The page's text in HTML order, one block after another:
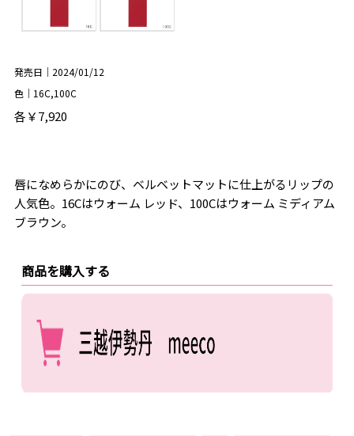
発売日｜2024/01/12
色｜16C,100C
各￥7,920
唇になめらかにのび、ベルベットマットに仕上がるリップの
人気色。16Cはウォーム レッド、100Cはウォーム ミディアム
ブラウン。
商品を購入する